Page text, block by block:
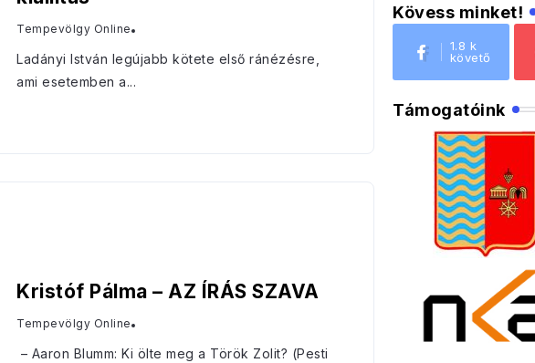
Tempevölgy Online
Ladányi István legújabb kötete első ránézésre,
ami esetemben a...
Kristóf Pálma – AZ ÍRÁS SZAVA
Tempevölgy Online
– Aaron Blumm: Ki ölte meg a Török Zolit? (Pesti
Kövess minket!
1.8 k
követő
Támogatóink